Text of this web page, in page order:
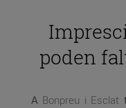
poden
A Bonpreu i Esclat